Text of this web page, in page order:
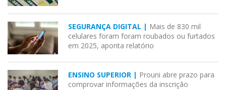
SEGURANÇA DIGITAL | Mais de 830 mil
celulares foram foram roubados ou furtados
em 2025, aponta relatório
ENSINO SUPERIOR | Prouni abre prazo para
comprovar informações da inscrição